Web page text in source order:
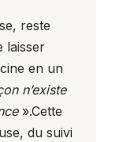
reste
laisser
en un
n’existe
».Cette
du suivi